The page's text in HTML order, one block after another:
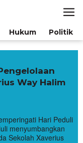
Hukum Politik
Way Halim
Hari Peduli
menyumbangkan
Sekolah Xaverius